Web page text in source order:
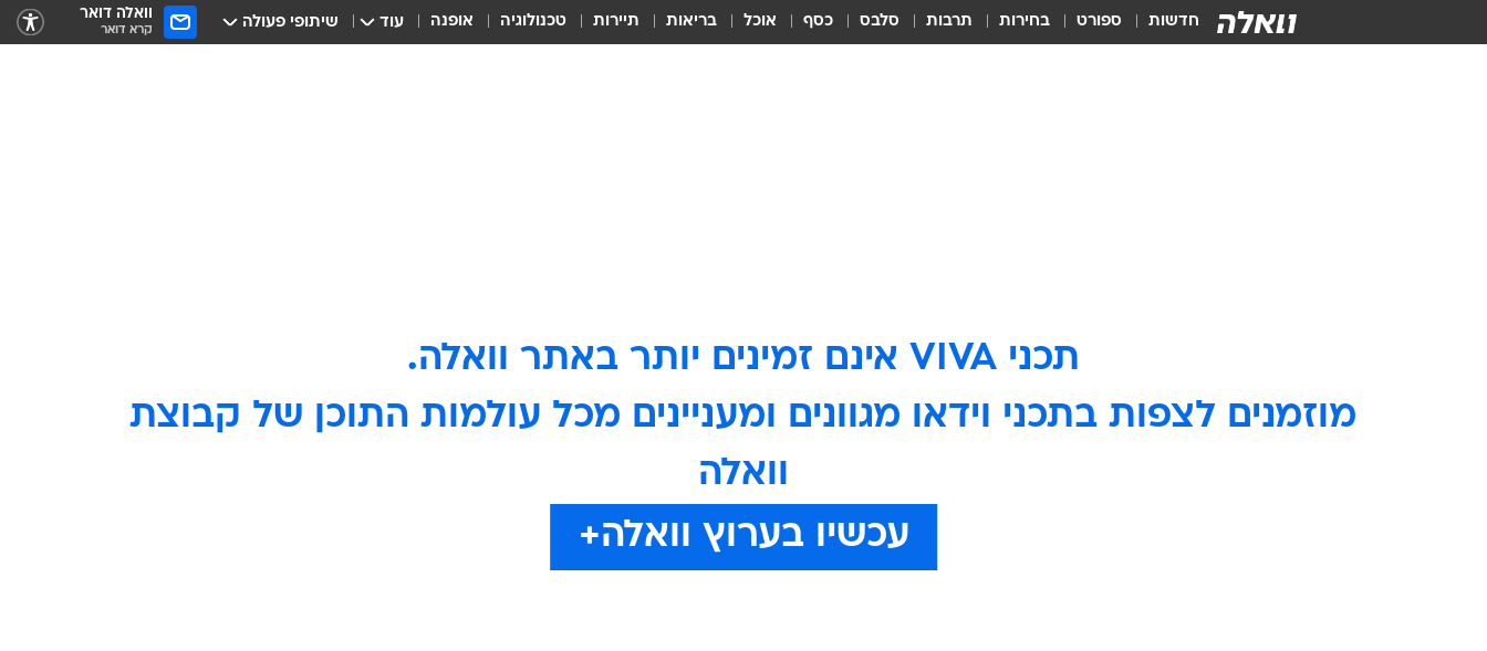
חדשות ספורט בחירות תרבות סלבס כסף אוכל בריאות תיירות טכנולוגיה אופנה עוד שיתופי פעולה וואלה דואר
קרא דואר
תכני VIVA אינם זמינים יותר באתר וואלה.
מוזמנים לצפות בתכני וידאו מגוונים ומעניינים מכל עולמות התוכן של קבוצת
וואלה
עכשיו בערוץ וואלה+